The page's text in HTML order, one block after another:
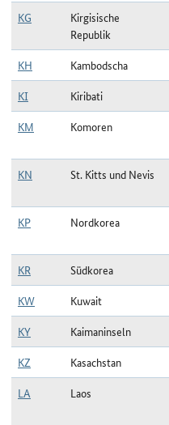
KG
Kirgisische
Republik
KH Kambodscha
KI
Kiribati
KM
Komoren
KN
St. Kitts und Nevis
KP
Nordkorea
KR
Südkorea
KW
Kuwait
KY
Kaimaninseln
KZ
Kasachstan
LA
Laos